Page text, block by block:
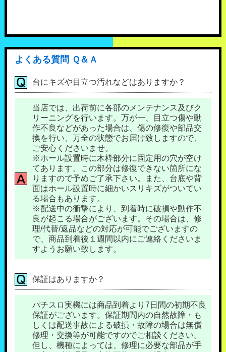
よくある質問 Ｑ＆Ａ
台にキズや目立つ汚れなどはありますか？
当店では、出荷前に各部のメンテナンス及びク
リーニングを行います。万が一、目立つ傷や動
作不良などがあった場合は、傷の修復や部品交
換を行い、万全の状態でお届け致しますので、
ご安心くださいませ。
※ホール設置時に木枠部分に固定用の穴が空け
てあります。この部分は修復できない箇所にな
りますので予めご了承下さい。また、台底や背
面はホール設置時に細かいスリキズがついてい
る場合もあります。
※配送中の衝撃により、到着時に破損や動作不
良が起こる場合がございます。その場合は、修
理/代替/返品などの対応が可能でございますの
で、商品到着後１週間以内にご連絡くださいま
すようお願い致します。
保証はありますか？
パチスロ実機には商品到着より7日間の初期不良
保証がございます。保証期間内の自然故障・も
しくは配送事故による破損・故障の場合は無償
修理・交換等が可能ですのでご相談ください。
但し、機種によっては、修理に必要な部品が手